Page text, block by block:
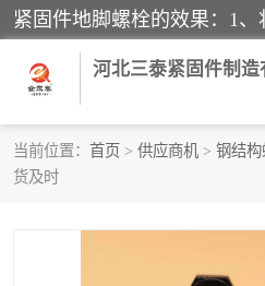
河北三泰紧固件制造
当前位置： 首页 > 供应商机 > 钢结构
货及时
地脚螺栓